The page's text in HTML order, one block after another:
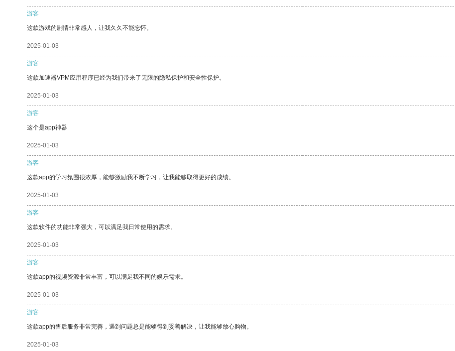
游客
这款游戏的剧情非常感人，让我久久不能忘怀。
2025-01-03
游客
这款加速器VPM应用程序已经为我们带来了无限的隐私保护和安全性保护。
2025-01-03
游客
这个是app神器
2025-01-03
游客
这款app的学习氛围很浓厚，能够激励我不断学习，让我能够取得更好的成绩。
2025-01-03
游客
这款软件的功能非常强大，可以满足我日常使用的需求。
2025-01-03
游客
这款app的视频资源非常丰富，可以满足我不同的娱乐需求。
2025-01-03
游客
这款app的售后服务非常完善，遇到问题总是能够得到妥善解决，让我能够放心购物。
2025-01-03